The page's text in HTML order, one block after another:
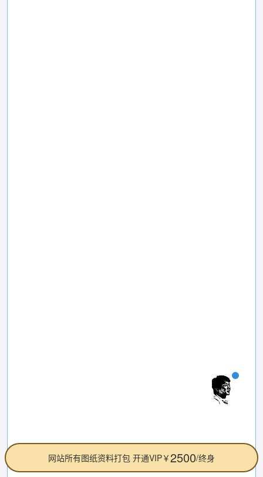
网站所有图纸资料打包 开通VIP￥2500/终身